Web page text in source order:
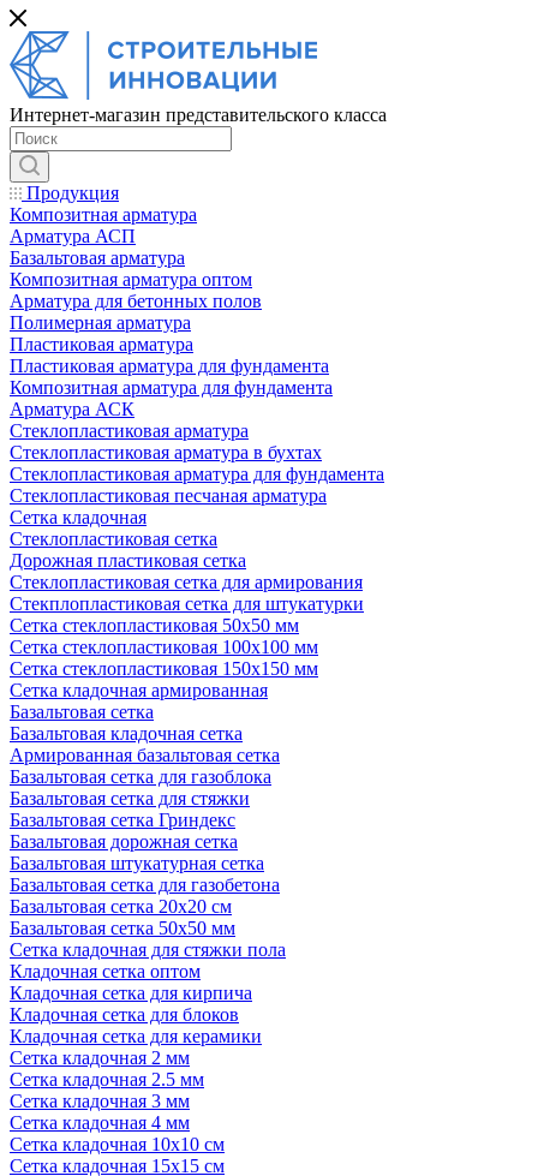
Интернет-магазин представительского класса
Продукция
Композитная арматура
Арматура АСП
Базальтовая арматура
Композитная арматура оптом
Арматура для бетонных полов
Полимерная арматура
Пластиковая арматура
Пластиковая арматура для фундамента
Композитная арматура для фундамента
Арматура АСК
Cтеклопластиковая арматура
Стеклопластиковая арматура в бухтах
Стеклопластиковая арматура для фундамента
Стеклопластиковая песчаная арматура
Сетка кладочная
Стеклопластиковая сетка
Дорожная пластиковая сетка
Стеклопластиковая сетка для армирования
Стекплопластиковая сетка для штукатурки
Сетка стеклопластиковая 50x50 мм
Сетка стеклопластиковая 100x100 мм
Сетка стеклопластиковая 150x150 мм
Сетка кладочная армированная
Базальтовая сетка
Базальтовая кладочная сетка
Армированная базальтовая сетка
Базальтовая сетка для газоблока
Базальтовая сетка для стяжки
Базальтовая сетка Гриндекс
Базальтовая дорожная сетка
Базальтовая штукатурная сетка
Базальтовая сетка для газобетона
Базальтовая сетка 20x20 см
Базальтовая сетка 50x50 мм
Сетка кладочная для стяжки пола
Кладочная сетка оптом
Кладочная сетка для кирпича
Кладочная сетка для блоков
Кладочная сетка для керамики
Сетка кладочная 2 мм
Сетка кладочная 2.5 мм
Сетка кладочная 3 мм
Сетка кладочная 4 мм
Сетка кладочная 10x10 см
Сетка кладочная 15x15 см